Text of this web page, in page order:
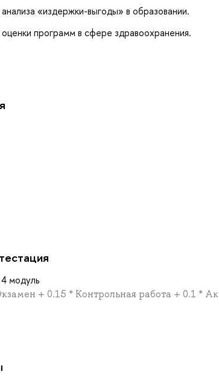
«издержки-выгоды» в образовании.
программ в сфере здравоохранения.
модуль
+ 0.15 * Контрольная работа + 0.1 *